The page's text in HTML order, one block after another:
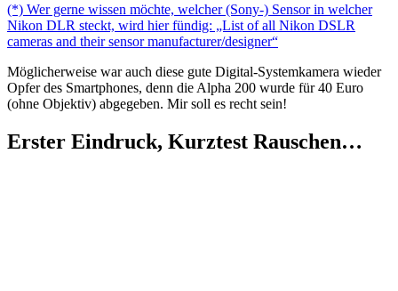
(*) Wer gerne wissen möchte, welcher (Sony-) Sensor in welcher
Nikon DLR steckt, wird hier fündig: „List of all Nikon DSLR
cameras and their sensor manufacturer/designer“
Möglicherweise war auch diese gute Digital-Systemkamera wieder
Opfer des Smartphones, denn die Alpha 200 wurde für 40 Euro
(ohne Objektiv) abgegeben. Mir soll es recht sein!
Erster Eindruck, Kurztest Rauschen…